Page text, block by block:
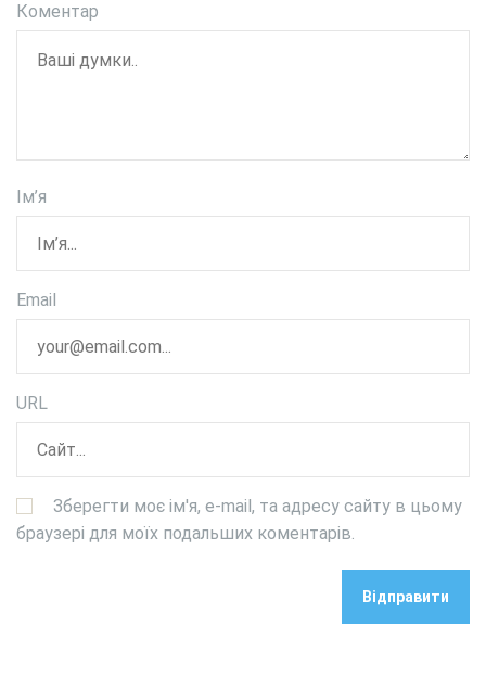
Коментар
Ім’я
Email
URL
Зберегти моє ім'я, e-mail, та адресу сайту в цьому
браузері для моїх подальших коментарів.